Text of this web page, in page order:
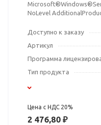
NoLevel
Доступно к заказу
Артикул
Программа
Тип продукта
Цена с НДС 20%
2 476,80 ₽